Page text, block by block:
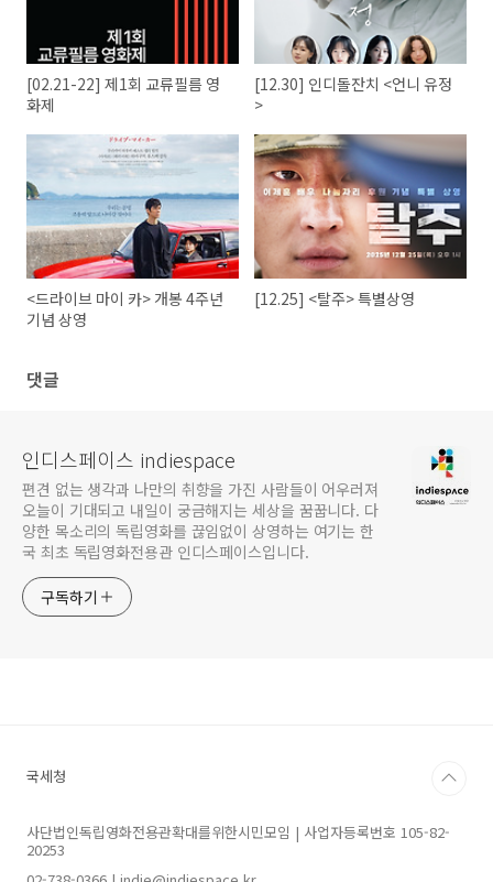
[02.21-22] 제1회 교류필름 영
화제
[12.30] 인디돌잔치 <언니 유정
>
<드라이브 마이 카> 개봉 4주년
기념 상영
[12.25] <탈주> 특별상영
댓글
인디스페이스 indiespace
편견 없는 생각과 나만의 취향을 가진 사람들이 어우러져
오늘이 기대되고 내일이 궁금해지는 세상을 꿈꿉니다. 다
양한 목소리의 독립영화를 끊임없이 상영하는 여기는 한
국 최초 독립영화전용관 인디스페이스입니다.
구독하기
국세청
사단법인독립영화전용관확대를위한시민모임 | 사업자등록번호 105-82-
20253